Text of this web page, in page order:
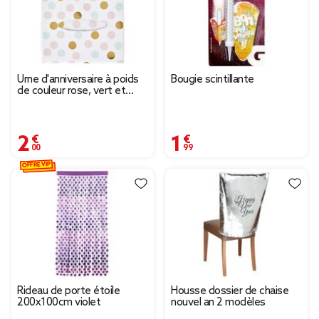
Urne d'anniversaire à poids
de couleur rose, vert et
2,00 €
Bougie scintillante
1,99 €
Rideau de porte étoile
200x100cm violet
OFFRE VIP
Housse dossier de chaise
nouvel an 2 modèles